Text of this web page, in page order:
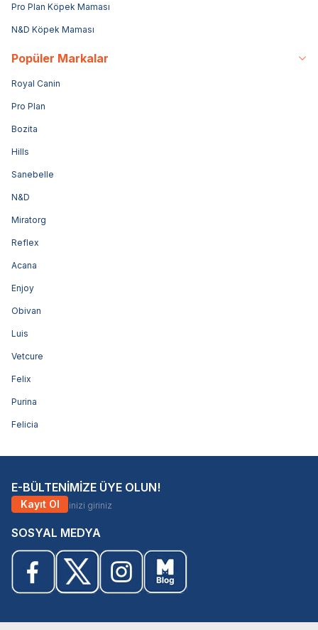
Pro Plan Köpek Maması
N&D Köpek Maması
Popüler Markalar
Royal Canin
Pro Plan
Bozita
Hills
Sanebelle
N&D
Miratorg
Reflex
Acana
Enjoy
Obivan
Luis
Vetcure
Felix
Purina
Felicia
E-BÜLTENİMİZE ÜYE OLUN!
Kayıt Ol
SOSYAL MEDYA